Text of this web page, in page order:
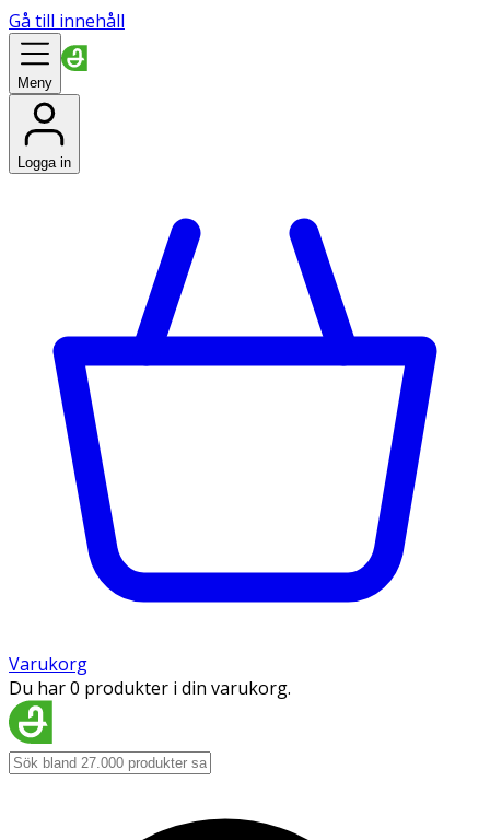
Gå till innehåll
Meny
Logga in
Varukorg
Du har 0 produkter i din varukorg.